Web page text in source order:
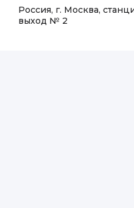
Россия, г. Москва,
выход № 2